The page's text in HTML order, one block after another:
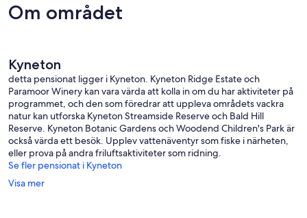
Om området
Kyneton
detta pensionat ligger i Kyneton. Kyneton Ridge Estate och
Paramoor Winery kan vara värda att kolla in om du har aktiviteter på
programmet, och den som föredrar att uppleva områdets vackra
natur kan utforska Kyneton Streamside Reserve och Bald Hill
Reserve. Kyneton Botanic Gardens och Woodend Children's Park är
också värda ett besök. Upplev vattenäventyr som fiske i närheten,
eller prova på andra friluftsaktiviteter som ridning.
Se fler pensionat i Kyneton
Visa mer